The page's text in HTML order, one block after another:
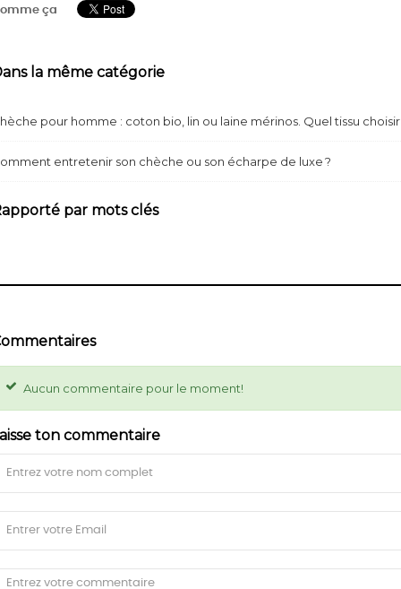
ça
la même catégorie
pour homme : coton bio, lin ou laine mérinos. Quel tissu choisir
entretenir son chèche ou son écharpe de luxe ?
par mots clés
Aucun commentaire pour le moment!
ton commentaire